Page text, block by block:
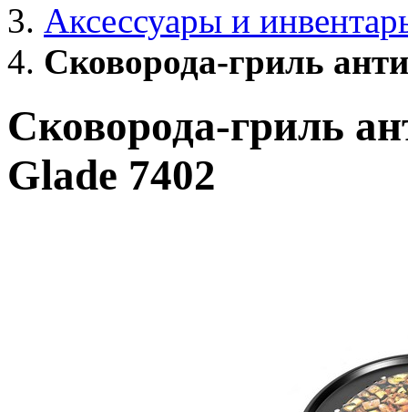
Аксессуары и
Сковорода-гриль
Сковорода-гриль
Glade 7402